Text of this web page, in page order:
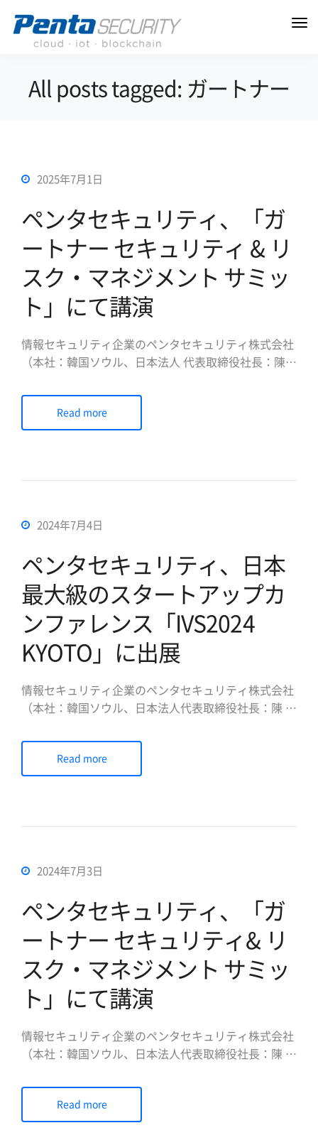
All posts tagged: ガートナー
2025年7月1日
ペンタセキュリティ、「ガ
ートナー セキュリティ & リ
スク・マネジメント サミッ
ト」にて講演
情報セキュリティ企業のペンタセキュリティ株式会社
（本社：韓国ソウル、日本法人 代表取締役社長：陳
（水）～25日（金）に開催されるガートナージャパン
株式会社（以下ガートナー）主催の「ガートナー セキ
ュリティ & リスク・マネジメント サミット」に出展
Read more
2024年7月4日
ペンタセキュリティ、日本
最大級のスタートアップカ
ンファレンス「IVS2024
KYOTO」に出展
情報セキュリティ企業のペンタセキュリティ株式会社
（本社：韓国ソウル、日本法人代表取締役社長：陳 貞
（木）～6日（土）に京都パルスプラザ他で開催され
る「IVS2024 KYOTO」に出展することをお知らせし
ます。 ■IVS2024 KYOTO概要 IVS20 […]
Read more
2024年7月3日
ペンタセキュリティ、「ガ
ートナー セキュリティ& リ
スク・マネジメント サミッ
ト」にて講演
情報セキュリティ企業のペンタセキュリティ株式会社
（本社：韓国ソウル、日本法人代表取締役社長：陳 貞
（水）～26日（金）に開催されるガートナージャパン
株式会社（以下ガートナー）主催の「ガートナー セキ
ュリティ&リスク・マネジメント サミット」に出展お
Read more